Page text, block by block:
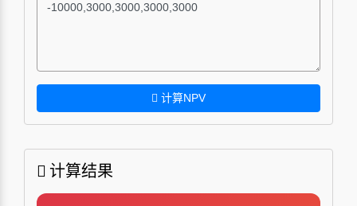
计算NPV
计算结果